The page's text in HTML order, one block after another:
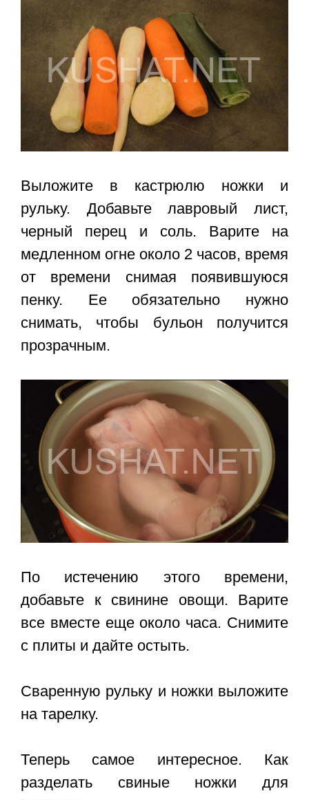
Выложите в кастрюлю ножки и
рульку. Добавьте лавровый лист,
черный перец и соль. Варите на
медленном огне около 2 часов, время
от времени снимая появившуюся
пенку. Ее обязательно нужно
снимать, чтобы бульон получится
прозрачным.
По истечению этого времени,
добавьте к свинине овощи. Варите
все вместе еще около часа. Снимите
с плиты и дайте остыть.
Сваренную рульку и ножки выложите
на тарелку.
Теперь самое интересное. Как
разделать свиные ножки для